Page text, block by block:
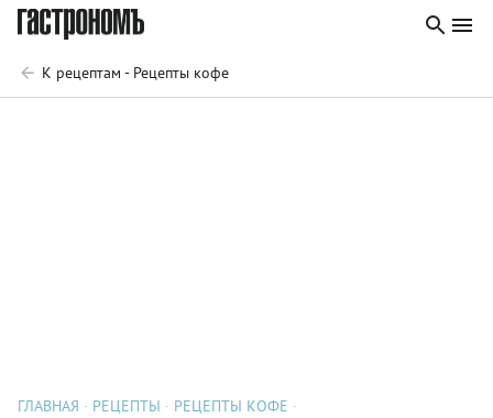
К рецептам - Рецепты кофе
ГЛАВНАЯ РЕЦЕПТЫ
РЕЦЕПТЫ КОФЕ